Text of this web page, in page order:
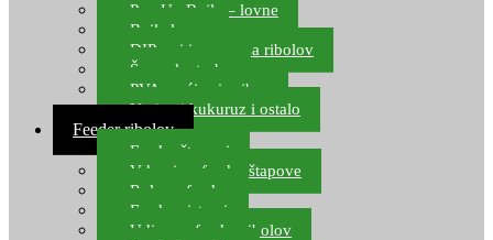
Pop Up Boile – lovne
Boile lovne
DIP-ovi i arome za ribolov
Šaranske torbe
PVA vrećice i pribor
Umjetni kukuruz i ostalo
Feeder ribolov
Feeder štapovi
Vrhovi za feeder štapove
Role za feeder
Feeder sistemi
Udice za feeder ribolov